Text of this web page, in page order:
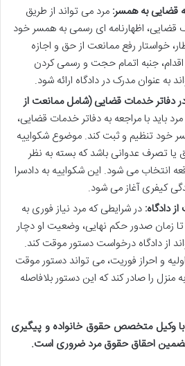
قضایی به همسر: مرد می تواند از طریق
قضایی، اظهارنامه ای رسمی به همسر خود
خواستار رفع ممانعت از حق و اجازه
جنبه اتمام حجت و رسمی کردن
به عنوان مدرک در دادگاه ارائه شود.
دفاتر خدمات قضایی (شامل ممانعت از
مرد باید با مراجعه به دفاتر خدمات قضایی،
خود تنظیم و ثبت کند. موضوع شکواییه
یا تصرف عدوانی باشد که بسته به نظر
انتخاب می شود. این شکواییه به دادسرا
کیفری آغاز می شود.
دادگاه: در شرایطی که مرد نیاز فوری به
زمان صدور حکم نهایی، وضعیت او دچار
از دادگاه درخواست دستور موقت کند.
و احراز فوریت، می تواند دستور موقت
منزل را صادر کند که این دستور بلافاصله
وکیل متخصص حقوق خانواده و پیگیری
تضمین احقاق حقوق مرد ضروری است.